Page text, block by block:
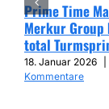
Prime Time
Merkur Group
total
18. Januar 2026
Kommentare